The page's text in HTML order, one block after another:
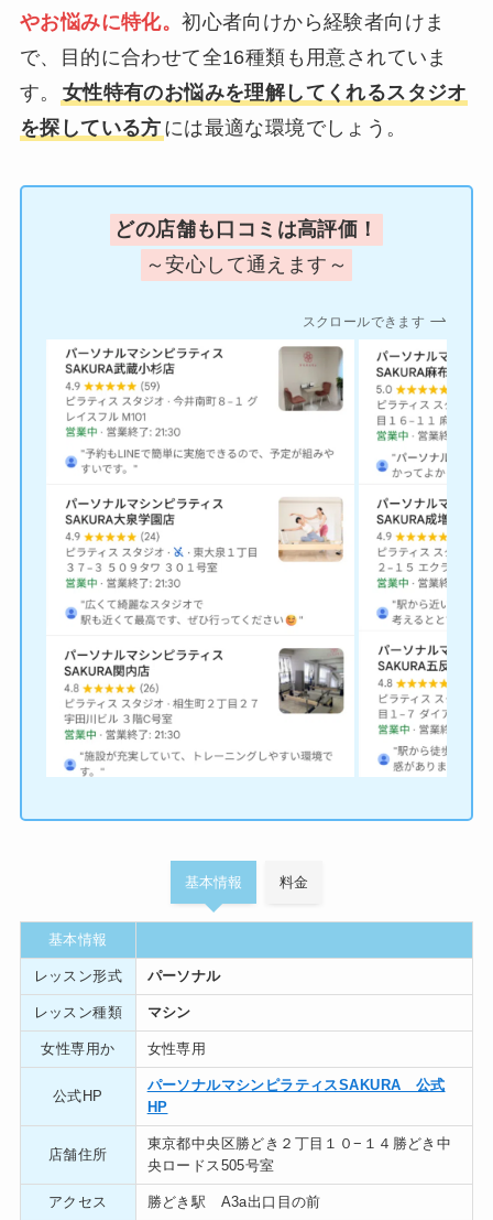
やお悩みに特化。初心者向けから経験者向けま
で、目的に合わせて全16種類も用意されていま
す。
女性特有のお悩みを理解してくれるスタジオ
を探している方 には最適な環境でしょう。
どの店舗も口コミは高評価！
～安心して通えます～
スクロールできます
基本情報 料金
基本情報
レッスン形式 パーソナル
レッスン種類 マシン
女性専用か 女性専用
公式HP
パーソナルマシンピラティスSAKURA 公式
HP
店舗住所
東京都中央区勝どき２丁目１０−１４勝どき中
央ロードス505号室
アクセス 勝どき駅 A3a出口目の前